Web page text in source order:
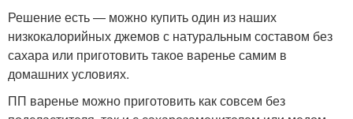
Решение есть — можно купить один из наших
низкокалорийных джемов с натуральным составом без
сахара или приготовить такое варенье самим в
домашних условиях.
ПП варенье можно приготовить как совсем без